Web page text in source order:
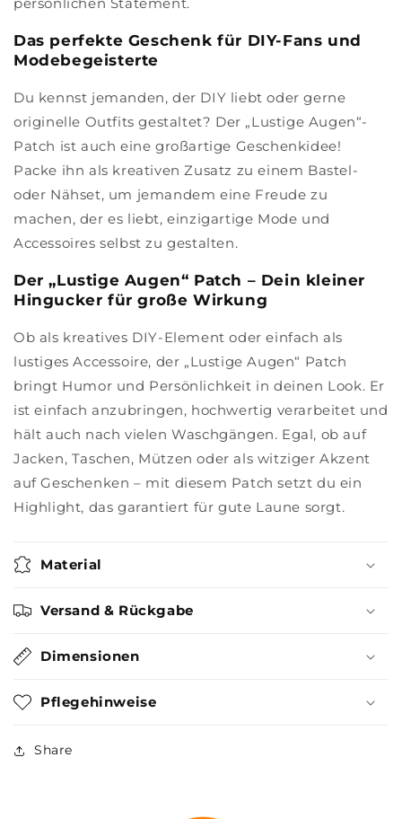
Das perfekte Geschenk für DIY-Fans und
Modebegeisterte
Du kennst jemanden, der DIY liebt oder gerne
originelle Outfits gestaltet? Der „Lustige Augen“-
Patch ist auch eine großartige Geschenkidee!
Packe ihn als kreativen Zusatz zu einem Bastel-
oder Nähset, um jemandem eine Freude zu
machen, der es liebt, einzigartige Mode und
Accessoires selbst zu gestalten.
Der „Lustige Augen“ Patch – Dein kleiner
Hingucker für große Wirkung
Ob als kreatives DIY-Element oder einfach als
lustiges Accessoire, der „Lustige Augen“ Patch
bringt Humor und Persönlichkeit in deinen Look. Er
ist einfach anzubringen, hochwertig verarbeitet und
hält auch nach vielen Waschgängen. Egal, ob auf
Jacken, Taschen, Mützen oder als witziger Akzent
auf Geschenken – mit diesem Patch setzt du ein
Highlight, das garantiert für gute Laune sorgt.
Material
Versand & Rückgabe
Dimensionen
Pflegehinweise
Share